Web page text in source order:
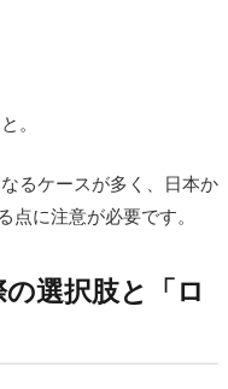
。
るケースが多く、日本か
点に注意が必要です。
選択肢と「ロ